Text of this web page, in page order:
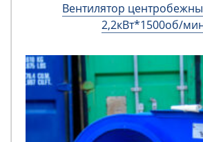
Вентилятор
2,2кВт*1500об/